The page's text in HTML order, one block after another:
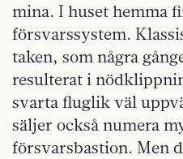
mina. I huset hemma
försvarssystem.
taken, som några
resulterat i
svarta fluglik väl
säljer också numera
försvarsbastion. Men